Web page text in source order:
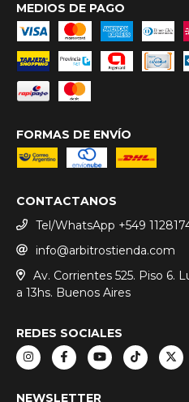
MEDIOS DE PAGO
FORMAS DE ENVÍO
CONTACTANOS
Tel/WhatsApp +549
info@arbitrostienda.com
Av. Corrientes 525. Piso 6.
a 13hs. Buenos Aires
REDES SOCIALES
NEWSLETTER